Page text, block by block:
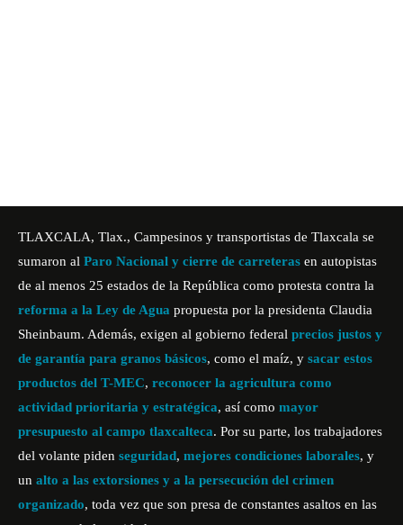
TLAXCALA, Tlax., Campesinos y transportistas de Tlaxcala se
sumaron al Paro Nacional y cierre de carreteras en autopistas
de al menos 25 estados de la República como protesta contra la
reforma a la Ley de Agua propuesta por la presidenta Claudia
Sheinbaum. Además, exigen al gobierno federal precios justos y
de garantía para granos básicos, como el maíz, y sacar estos
productos del T-MEC, reconocer la agricultura como
actividad prioritaria y estratégica, así como mayor
presupuesto al campo tlaxcalteca. Por su parte, los trabajadores
del volante piden seguridad, mejores condiciones laborales, y
un alto a las extorsiones y a la persecución del crimen
organizado, toda vez que son presa de constantes asaltos en las